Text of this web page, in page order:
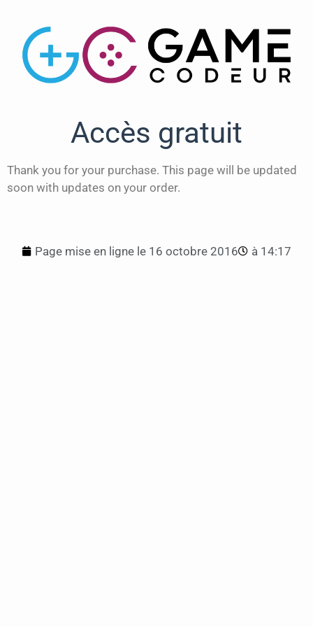
Accès gratuit
Thank you for your purchase. This page will be updated
soon with updates on your order.
Page mise en ligne le 16 octobre 2016 à 14:17